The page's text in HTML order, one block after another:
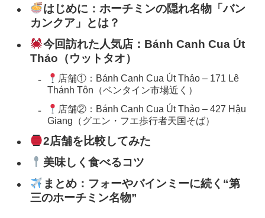
はじめに：ホーチミンの隠れ名物「バン
カンクア」とは？
今回訪れた人気店：Bánh Canh Cua Út
Thảo（ウットタオ）
店舗①：Bánh Canh Cua Út Thảo – 171 Lê
Thánh Tôn（ベンタイン市場近く）
店舗②：Bánh Canh Cua Út Thảo – 427 Hậu
Giang（グエン・フエ歩行者天国そば）
2店舗を比較してみた
美味しく食べるコツ
まとめ：フォーやバインミーに続く“第
三のホーチミン名物”